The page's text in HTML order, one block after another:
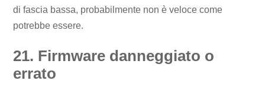
di fascia bassa, probabilmente non è veloce come
potrebbe essere.
21. Firmware danneggiato o
errato